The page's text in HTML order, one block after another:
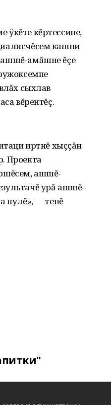
кĕртессине,
кашни
ашшĕ-амăшне ĕçе
сыхлав
вĕрентĕç.
иртнĕ хыççăн
Проекта
ашшĕ-
урă ашшĕ-
пулĕ», — тенĕ